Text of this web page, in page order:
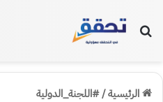
بحث عن
الرئيسية/#اللجنة_الدولية